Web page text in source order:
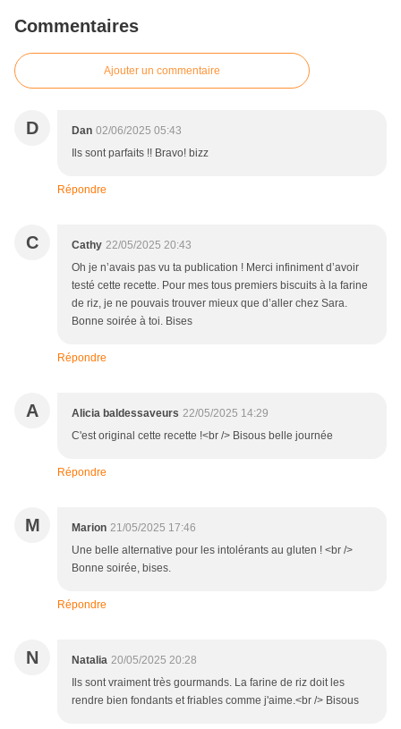
Commentaires
Ajouter un commentaire
D Dan 02/06/2025 05:43
Ils sont parfaits !! Bravo! bizz
Répondre
C Cathy 22/05/2025 20:43
Oh je n’avais pas vu ta publication ! Merci infiniment d’avoir
testé cette recette. Pour mes tous premiers biscuits à la farine
de riz, je ne pouvais trouver mieux que d’aller chez Sara.
Bonne soirée à toi. Bises
Répondre
A Alicia baldessaveurs 22/05/2025 14:29
C'est original cette recette !<br /> Bisous belle journée
Répondre
M Marion 21/05/2025 17:46
Une belle alternative pour les intolérants au gluten ! <br />
Bonne soirée, bises.
Répondre
N Natalia 20/05/2025 20:28
Ils sont vraiment très gourmands. La farine de riz doit les
rendre bien fondants et friables comme j'aime.<br /> Bisous